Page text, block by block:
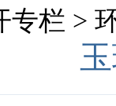
专栏 >